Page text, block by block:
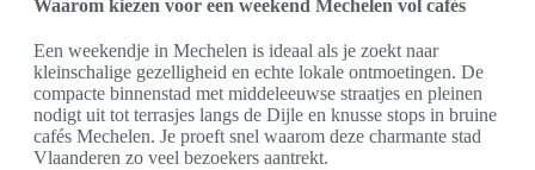
Waarom kiezen voor een weekend Mechelen vol cafés
Een weekendje in Mechelen is ideaal als je zoekt naar
kleinschalige gezelligheid en echte lokale ontmoetingen. De
compacte binnenstad met middeleeuwse straatjes en pleinen
nodigt uit tot terrasjes langs de Dijle en knusse stops in bruine
cafés Mechelen. Je proeft snel waarom deze charmante stad
Vlaanderen zo veel bezoekers aantrekt.